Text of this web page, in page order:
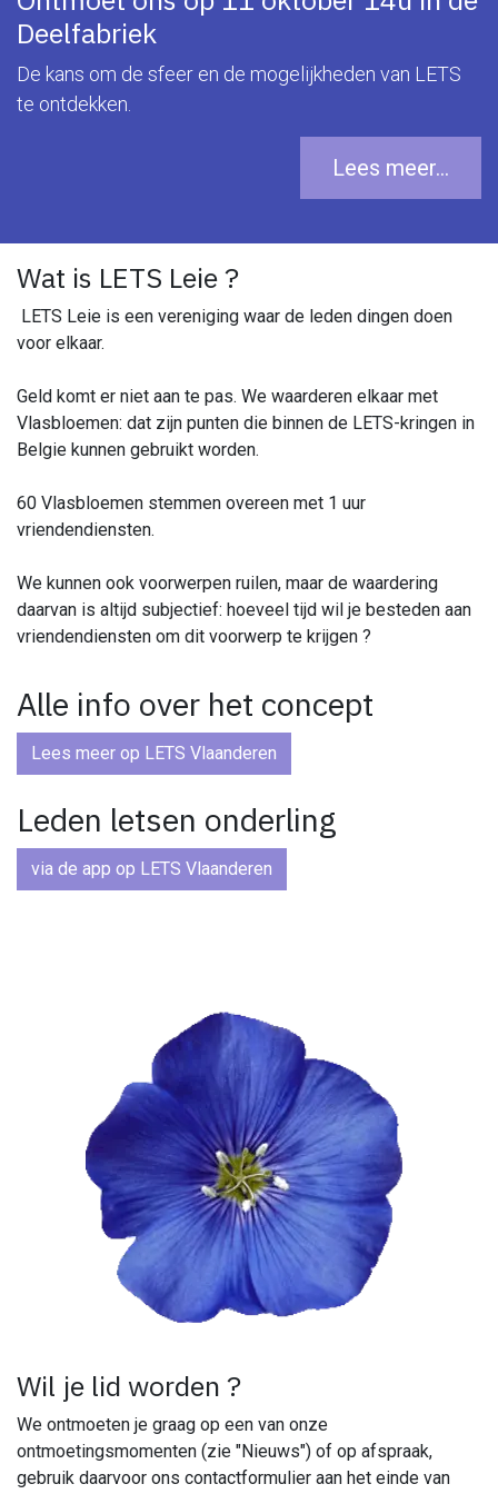
Deelfabriek
De kans om de sfeer en de mogelijkheden van LETS
te ontdekken.
Lees meer...
Wat is LETS Leie ?
LETS Leie is een vereniging waar de leden dingen doen
voor elkaar.
Geld komt er niet aan te pas. We waarderen elkaar met
Vlasbloemen: dat zijn punten die binnen de LETS-kringen in
Belgie kunnen gebruikt worden.
60 Vlasbloemen stemmen overeen met 1 uur
vriendendiensten.
We kunnen ook voorwerpen ruilen, maar de waardering
daarvan is altijd subjectief: hoeveel tijd wil je besteden aan
vriendendiensten om dit voorwerp te krijgen ?
Alle info over het concept
Lees meer op LETS Vlaanderen
Leden letsen onderling
via de app op LETS Vlaanderen
Wil je lid worden ?
We ontmoeten je graag op een van onze
ontmoetingsmomenten (zie "Nieuws") of op afspraak,
gebruik daarvoor ons contactformulier aan het einde van